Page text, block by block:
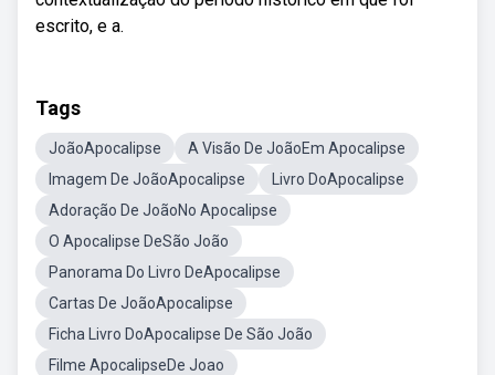
escrito, e a.
Tags
JoãoApocalipse
A Visão De JoãoEm Apocalipse
Imagem De JoãoApocalipse
Livro DoApocalipse
Adoração De JoãoNo Apocalipse
O Apocalipse DeSão João
Panorama Do Livro DeApocalipse
Cartas De JoãoApocalipse
Ficha Livro DoApocalipse De São João
Filme ApocalipseDe Joao